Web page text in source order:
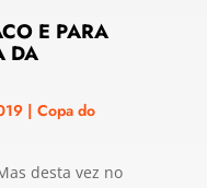
E PARA
DA
| Copa do
desta vez no